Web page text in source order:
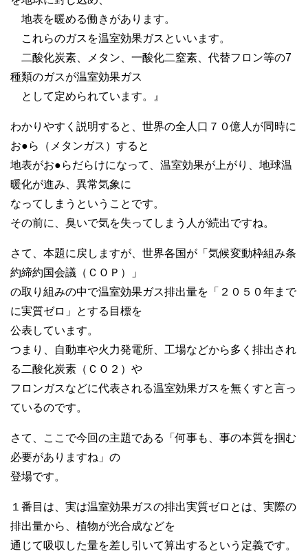
地表を暖める働きがあります。
これらのガスを温室効果ガスといいます。
二酸化炭素、メタン、一酸化二窒素、代替フロン等の7
種類のガスが温室効果ガス
として定められています。』
わかりやすく説明すると、世界の全人口７０億人が同時に
お●ら（メタンガス）すると
地表がお●らだらけになって、温室効果が上がり、地球温
暖化が進み、異常気象に
なってしまうということです。
その前に、臭いで気を失ってしまう人が続出ですね。
さて、本題に戻しますが、世界各国が「気候変動枠組み条
約締約国会議（ＣＯＰ）」
の取り組みの中で温室効果ガス排出量を「２０５０年まで
に実質ゼロ」とする目標を
公表しています。
つまり、自動車や火力発電所、工場などから多く排出され
る二酸化炭素（ＣＯ２）や
フロンガスなどに代表される温室効果ガスを無くすと言っ
ているのです。
さて、ここで今回の主題である「何事も、事の本質を掴む
必要がありますね」の
登場です。
１番目は、実は温室効果ガスの排出実質ゼロとは、実際の
排出量から、植物が光合成などを
通じて吸収した量を差し引いて算出するという定義です。